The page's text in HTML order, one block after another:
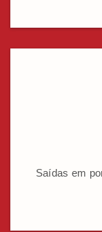
Saídas em